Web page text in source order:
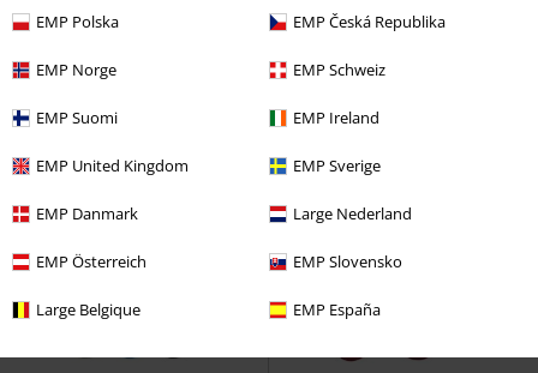
EMP Polska EMP Česká Republika
EMP Norge EMP Schweiz
EMP Suomi EMP Ireland
EMP United Kingdom EMP Sverige
EMP Danmark Large Nederland
EMP Österreich EMP Slovensko
Large Belgique EMP España
Balení 5 párů ponožek
Sesamestreet
Ponožky
Socks Metality Ponožky